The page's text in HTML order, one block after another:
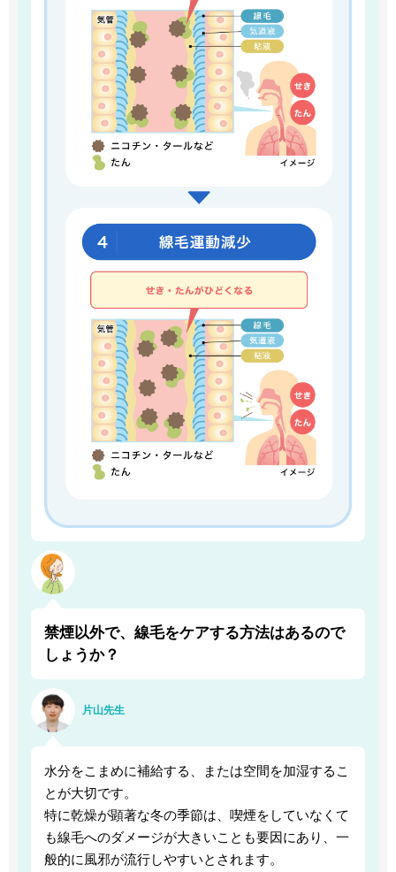
禁煙以外で、線毛をケアする方法はあるので
しょうか？
片山先生
水分をこまめに補給する、または空間を加湿するこ
とが大切です。
特に乾燥が顕著な冬の季節は、喫煙をしていなくて
も線毛へのダメージが大きいことも要因にあり、一
般的に風邪が流行しやすいとされます。